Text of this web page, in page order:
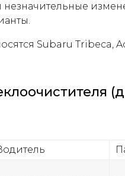
Subaru Tribeca,